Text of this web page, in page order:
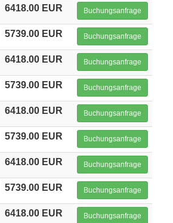
6418.00 EUR Buchungsanfrage
5739.00 EUR Buchungsanfrage
6418.00 EUR Buchungsanfrage
5739.00 EUR Buchungsanfrage
6418.00 EUR Buchungsanfrage
5739.00 EUR Buchungsanfrage
6418.00 EUR Buchungsanfrage
5739.00 EUR Buchungsanfrage
6418.00 EUR Buchungsanfrage